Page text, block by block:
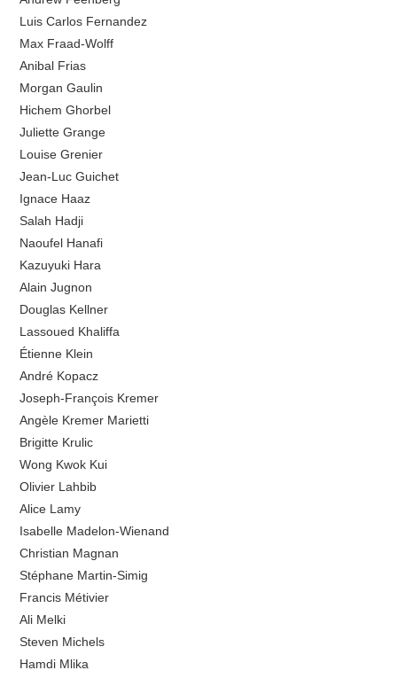
Luis Carlos Fernandez
Max Fraad-Wolff
Anibal Frias
Morgan Gaulin
Hichem Ghorbel
Juliette Grange
Louise Grenier
Jean-Luc Guichet
Ignace Haaz
Salah Hadji
Naoufel Hanafi
Kazuyuki Hara
Alain Jugnon
Douglas Kellner
Lassoued Khaliffa
Étienne Klein
André Kopacz
Joseph-François Kremer
Angèle Kremer Marietti
Brigitte Krulic
Wong Kwok Kui
Olivier Lahbib
Alice Lamy
Isabelle Madelon-Wienand
Christian Magnan
Stéphane Martin-Simig
Francis Métivier
Ali Melki
Steven Michels
Hamdi Mlika